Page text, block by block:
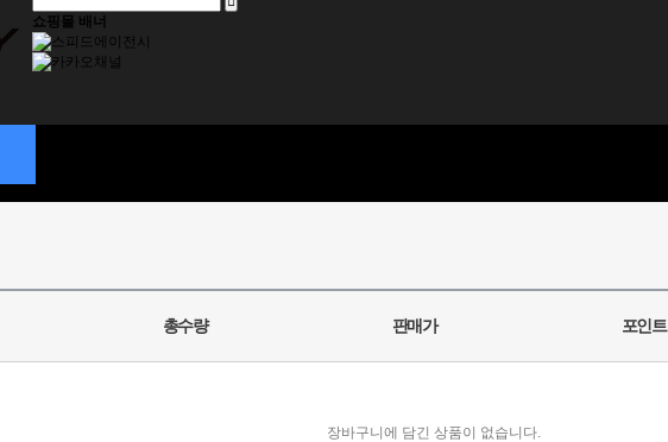
쇼핑몰 배너
총수량 판매가 포인트
장바구니에 담긴 상품이 없습니다.